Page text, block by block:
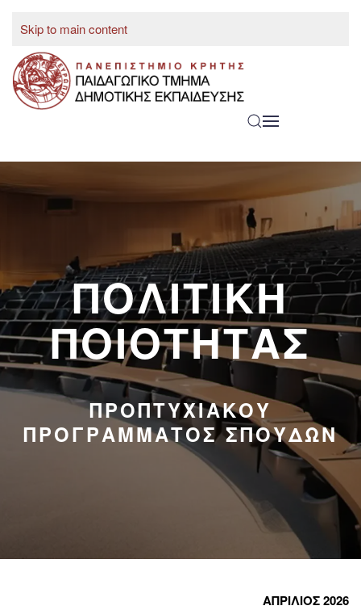
Skip to main content
ΠΟΛΙΤΙΚΗ
ΠΟΙΟΤΗΤΑΣ
ΠΡΟΠΤΥΧΙΑΚΟΥ
ΠΡΟΓΡΑΜΜΑΤΟΣ ΣΠΟΥΔΩΝ
ΑΠΡΙΛΙΟΣ 2026